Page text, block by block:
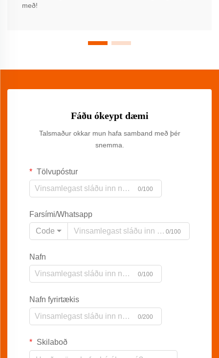
með!
Fáðu ókeypt dæmi
Talsmaður okkar mun hafa samband með þér
snemma.
Tölvupóstur
0/100
Farsími/Whatsapp
Code
0/100
Nafn
0/100
Nafn fyrirtækis
0/200
Skilaboð